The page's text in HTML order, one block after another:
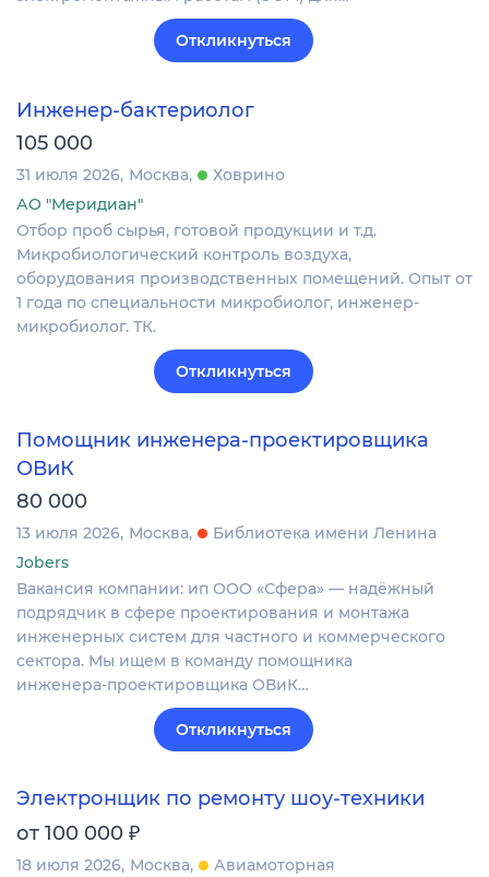
Откликнуться
Инженер-бактериолог
105 000
31 июля 2026 Москва
Ховрино
АО "Меридиан"
Отбор проб сырья, готовой продукции и т.д.
Микробиологический контроль воздуха,
оборудования производственных помещений. Опыт от
1 года по специальности микробиолог, инженер-
микробиолог. ТК.
Откликнуться
Помощник инженера-проектировщика
ОВиК
80 000
13 июля 2026 Москва
Библиотека имени Ленина
Jobers
Вакансия компании: ип ООО «Сфера» — надёжный
подрядчик в сфере проектирования и монтажа
инженерных систем для частного и коммерческого
сектора. Мы ищем в команду помощника
инженера‑проектировщика ОВиК…
Откликнуться
Электронщик по ремонту шоу-техники
от 100 000 ₽
18 июля 2026 Москва
Авиамоторная